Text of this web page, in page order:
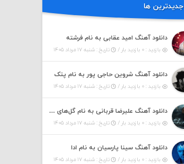
جدیدترین ها
دانلود آهنگ امید عقابی به نام فرشته
بازدید : ۰ بازدید بار / تاریخ : شنبه ۱۷ مرداد ۱۴۰۵
دانلود آهنگ شروین حاجی پور به نام پتک
بازدید : ۰ بازدید بار / تاریخ : شنبه ۱۷ مرداد ۱۴۰۵
دانلود آهنگ علیرضا قربانی به نام گل‌های باران خورده
بازدید : ۰ بازدید بار / تاریخ : شنبه ۱۷ مرداد ۱۴۰۵
دانلود آهنگ سینا پارسیان به نام ادا
بازدید : ۰ بازدید بار / تاریخ : شنبه ۱۷ مرداد ۱۴۰۵